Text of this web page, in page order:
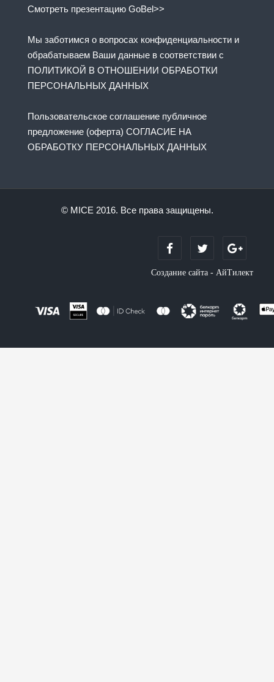
Смотреть презентацию GoBel>>
Мы заботимся о вопросах конфиденциальности и
обрабатываем Ваши данные в соответствии с
ПОЛИТИКОЙ В ОТНОШЕНИИ ОБРАБОТКИ
ПЕРСОНАЛЬНЫХ ДАННЫХ
Пользовательское соглашение публичное
предложение (оферта) СОГЛАСИЕ НА
ОБРАБОТКУ ПЕРСОНАЛЬНЫХ ДАННЫХ
© MICE 2016. Все права защищены.
Создание сайта - АйТилект